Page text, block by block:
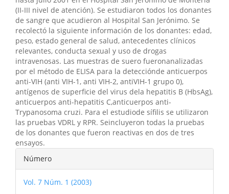
(II-III nivel de atención). Se estudiaron todos los donantes
de sangre que acudieron al Hospital San Jerónimo. Se
recolectó la siguiente información de los donantes: edad,
peso, estado general de salud, antecedentes clínicos
relevantes, conducta sexual y uso de drogas
intravenosas. Las muestras de suero fueronanalizadas
por el método de ELISA para la detecciónde anticuerpos
anti-VIH (anti VIH-1, anti VIH-2, antiVIH-1 grupo 0),
antígenos de superficie del virus dela hepatitis B (HbsAg),
anticuerpos anti-hepatitis C,anticuerpos anti-
Trypanosoma cruzi. Para el estudiode sífilis se utilizaron
las pruebas VDRL y RPR. Seincluyeron todas la pruebas
de los donantes que fueron reactivas en dos de tres
ensayos.
Detalles
del
artículo
Número
Vol. 7 Núm. 1 (2003)